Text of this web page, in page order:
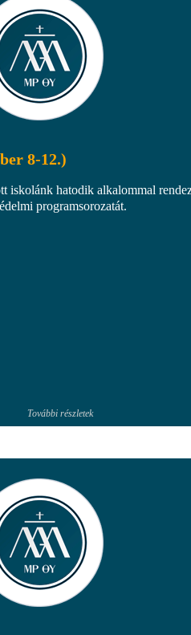
8-12.)
iskolánk hatodik alkalommal
programsorozatát.
További részletek